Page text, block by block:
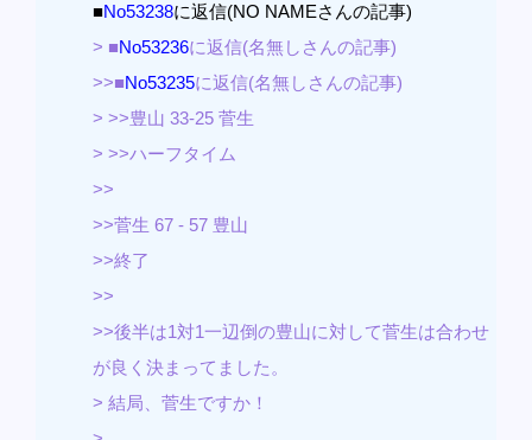
■No53238に返信(NO NAMEさんの記事)
> ■No53236に返信(名無しさんの記事)
>>■No53235に返信(名無しさんの記事)
> >>豊山 33-25 菅生
> >>ハーフタイム
>>
>>菅生 67 - 57 豊山
>>終了
>>
>>後半は1対1一辺倒の豊山に対して菅生は合わせ
が良く決まってました。
> 結局、菅生ですか！